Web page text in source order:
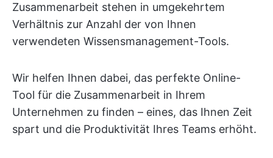
Zusammenarbeit stehen in umgekehrtem
Verhältnis zur Anzahl der von Ihnen
verwendeten Wissensmanagement-Tools.
Wir helfen Ihnen dabei, das perfekte Online-
Tool für die Zusammenarbeit in Ihrem
Unternehmen zu finden – eines, das Ihnen Zeit
spart und die Produktivität Ihres Teams erhöht.